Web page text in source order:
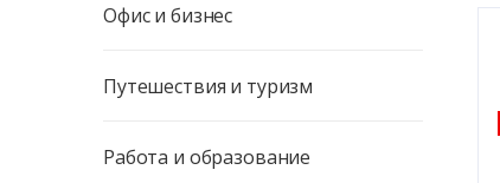
Офис и бизнес
Путешествия и туризм
Работа и образование